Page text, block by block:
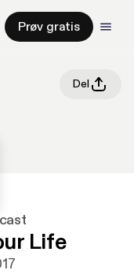
Prøv gratis
Del
Life